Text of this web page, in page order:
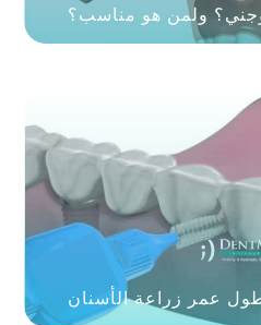
ولمن هو مناسب؟
عمر زراعة الأسنان